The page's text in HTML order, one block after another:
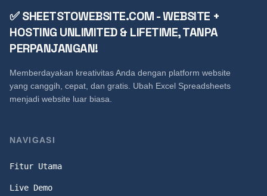
✅ SHEETSTOWEBSITE.COM - WEBSITE +
HOSTING UNLIMITED & LIFETIME, TANPA
PERPANJANGAN!
Memberdayakan kreativitas Anda dengan platform website
yang canggih, cepat, dan gratis. Ubah Excel Spreadsheets
menjadi website luar biasa.
NAVIGASI
Fitur Utama
Live Demo